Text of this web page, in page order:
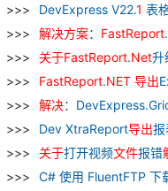
DevExpress V22.1 表
解决方案： FastReport.
关于FastReport.Net升
FastReport.NET 导出
解决：
Dev XtraReport导出报
关于打开视频文件报错
C# 使用 FluentFTP 下